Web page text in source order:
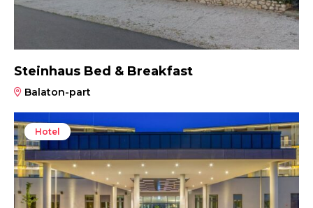
Steinhaus Bed & Breakfast
Balaton-part
Hotel